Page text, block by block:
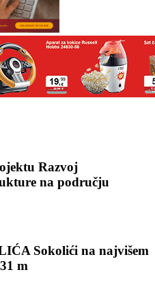
Razvoj
na području
Sokolići na najvišem
m